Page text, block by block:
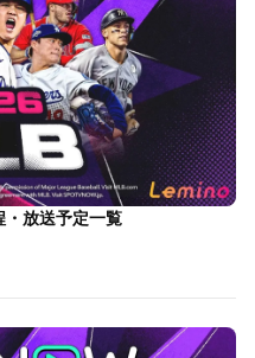
・放送予定一覧